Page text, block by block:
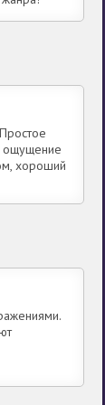
ощущение
хороший